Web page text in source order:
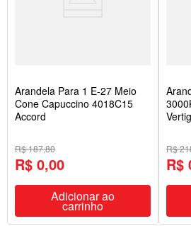
Arandela Para 1 E-27 Meio
Cone Capuccino 4018C15
Accord
R$ 187,80
R$ 0,00
Adicionar ao
carrinho
R$
R$